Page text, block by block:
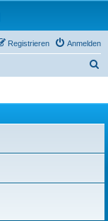
Anmelden
Registrieren